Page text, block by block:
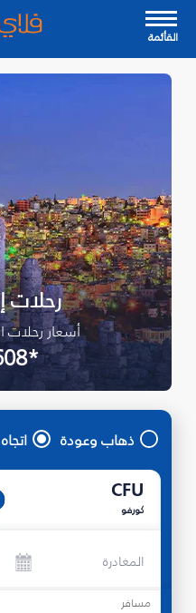
القأئمة
رحلات
أسعار رحلات
*EUR 608
ذهاب وعودة
CFU
كورفو
المغادرة
مسافر